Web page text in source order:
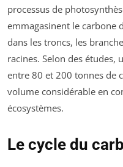
processus de
emmagasinent le carbone
dans les troncs, les
racines. Selon des études,
entre 80 et 200 tonnes de
volume considérable en
écosystèmes.
Le cycle du